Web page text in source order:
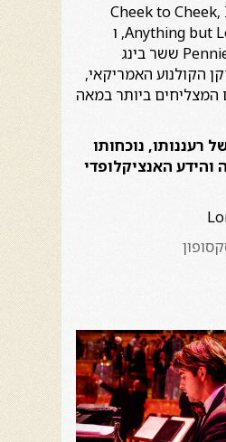
Cheek to Cheek,
Anything but Love, Blue Skies, ו
Pennies from Heaven ששר בינג
הקולנוע האמריקאי,
המצליחים ביותר במאה
רעננותו, נוכחותו
האנציקלופדי